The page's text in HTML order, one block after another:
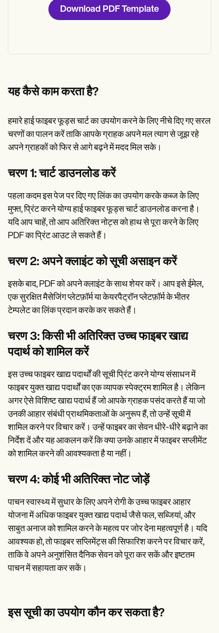
Download PDF Template
यह कैसे काम करता है?
हमारे हाई फाइबर फूड्स चार्ट का उपयोग करने के लिए नीचे दिए गए सरल
चरणों का पालन करें ताकि आपके ग्राहक अपने मल त्याग से जूझ रहे
अपने ग्राहकों को फिर से आगे बढ़ने में मदद मिल सके।
चरण 1: चार्ट डाउनलोड करें
पहला कदम इस पेज पर दिए गए लिंक का उपयोग करके कब्ज के लिए
मुफ्त, प्रिंट करने योग्य हाई फाइबर फूड्स चार्ट डाउनलोड करना है।
यदि आप चाहें, तो आप अतिरिक्त नोट्स को हाथ से पूरा करने के लिए
PDF का प्रिंट आउट ले सकते हैं।
चरण 2: अपने क्लाइंट को सूची असाइन करें
इसके बाद, PDF को अपने क्लाइंट के साथ शेयर करें। आप इसे ईमेल,
एक सुरक्षित मैसेजिंग प्लेटफ़ॉर्म या केयरपैट्रॉन प्लेटफ़ॉर्म के भीतर
टेम्पलेट का लिंक प्रदान करके कर सकते हैं।
चरण 3: किसी भी अतिरिक्त उच्च फाइबर खाद्य
पदार्थ को शामिल करें
इस उच्च फाइबर खाद्य पदार्थों की सूची प्रिंट करने योग्य संसाधन में
फाइबर युक्त खाद्य पदार्थों का एक व्यापक स्पेक्ट्रम शामिल है। लेकिन
अगर ऐसे विशिष्ट खाद्य पदार्थ हैं जो आपके ग्राहक पसंद करते हैं या जो
उनकी आहार संबंधी प्राथमिकताओं के अनुरूप हैं, तो उन्हें सूची में
शामिल करने पर विचार करें। उन्हें फाइबर का सेवन धीरे-धीरे बढ़ाने का
निर्देश दें और यह आकलन करें कि क्या उनके आहार में फाइबर सप्लीमेंट
को शामिल करने की आवश्यकता है या नहीं।
चरण 4: कोई भी अतिरिक्त नोट जोड़ें
पाचन स्वास्थ्य में सुधार के लिए अपने रोगी के उच्च फाइबर आहार
योजना में अधिक फाइबर युक्त खाद्य पदार्थ जैसे फल, सब्जियां, और
साबुत अनाज को शामिल करने के महत्व पर जोर देना महत्वपूर्ण है। यदि
आवश्यक हो, तो फाइबर सप्लिमेंट्स की सिफारिश करने पर विचार करें,
ताकि वे अपने अनुशंसित दैनिक सेवन को पूरा कर सकें और इष्टतम
पाचन में सहायता कर सकें।
इस सूची का उपयोग कौन कर सकता है?